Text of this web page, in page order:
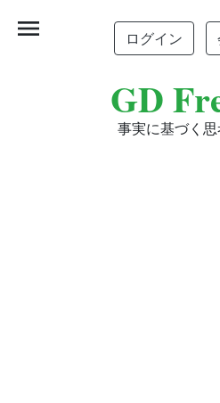
ログイン
GD
事実に基づく
menu